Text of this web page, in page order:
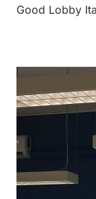
Good Lobby